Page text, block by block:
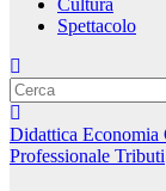
Cultura
Spettacolo
Didattica Economia
Professionale Tributi